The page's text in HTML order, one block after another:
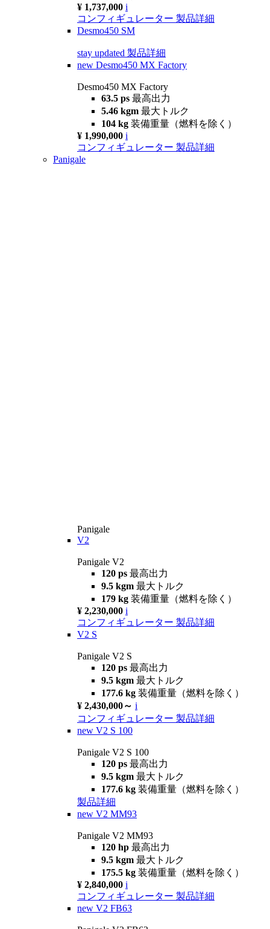
¥ 1,737,000 i
コンフィギュレーター 製品詳細
Desmo450 SM
stay updated 製品詳細
new Desmo450 MX Factory
Desmo450 MX Factory
63.5 ps 最高出力
5.46 kgm 最大トルク
104 kg 装備重量（燃料を除く）
¥ 1,990,000 i
コンフィギュレーター 製品詳細
Panigale
Panigale
V2
Panigale V2
120 ps 最高出力
9.5 kgm 最大トルク
179 kg 装備重量（燃料を除く）
¥ 2,230,000 i
コンフィギュレーター 製品詳細
V2 S
Panigale V2 S
120 ps 最高出力
9.5 kgm 最大トルク
177.6 kg 装備重量（燃料を除く）
¥ 2,430,000～ i
コンフィギュレーター 製品詳細
new V2 S 100
Panigale V2 S 100
120 ps 最高出力
9.5 kgm 最大トルク
177.6 kg 装備重量（燃料を除く）
製品詳細
new V2 MM93
Panigale V2 MM93
120 hp 最高出力
9.5 kgm 最大トルク
175.5 kg 装備重量（燃料を除く）
¥ 2,840,000 i
コンフィギュレーター 製品詳細
new V2 FB63